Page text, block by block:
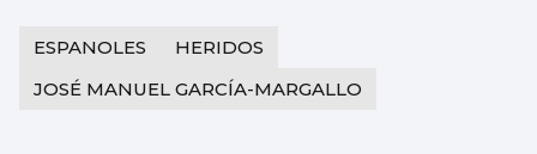
ESPANOLES
HERIDOS
JOSÉ MANUEL GARCÍA-MARGALLO